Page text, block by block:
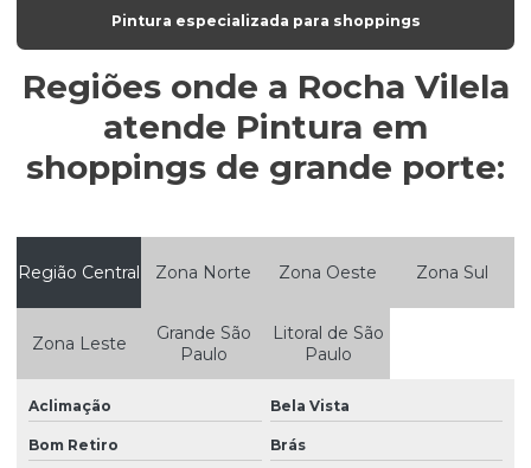
Empresas de reforma de fachadas sp
Impermeabilização de telhados empresariais
Impermeabilização de telhados industriais
Impermeabilização de telhados preço
Orçamento de pintura predial
Pintura acrílica parede
Pintura em altura
Pintura anticorrosiva estrutura metálica
Pintura especializada para shoppings
Regiões onde a Rocha Vilela
atende Pintura em
shoppings de grande porte:
Região Central Zona Norte Zona Oeste Zona Sul
Zona Leste
Grande São
Paulo
Litoral de São
Paulo
Aclimação Bela Vista
Bom Retiro Brás